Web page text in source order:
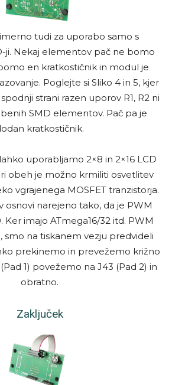
tudi za uporabo samo s
ji. Nekaj elementov pač ne bomo
en kratkostičnik in modul je
Poglejte si Sliko 4 in 5, kjer
strani razen uporov R1, R2 ni
SMD elementov. Pač pa je
kratkostičnik.
uporabljamo 2×8 in 2×16 LCD
obeh je možno krmiliti osvetlitev
vgrajenega MOSFET tranzistorja.
osnovi narejeno tako, da je PWM
Ker imajo ATmega16/32 itd. PWM
smo na tiskanem vezju predvideli
prekinemo in prevežemo križno
1) povežemo na J43 (Pad 2) in
obratno.
Za­klju­ček